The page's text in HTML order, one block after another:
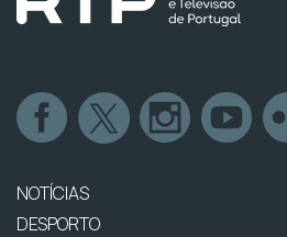
NOTÍCIAS
DESPORTO